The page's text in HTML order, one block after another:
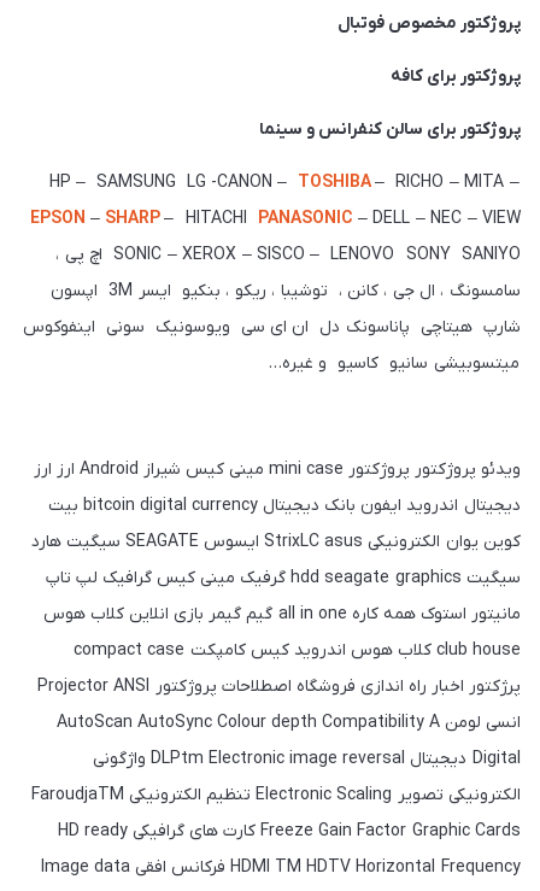
پروژکتور مخصوص فوتبال
پروژکتور برای کافه
پروژکتور برای سالن کنفرانس و سینما
TOSHIBA– RICHO – MITA –
EPSON – SHARP– HITACHI PANASONIC – DELL – NEC – VIEW
SONIC – XEROX – SISCO – LENOVO SONY SANIYO اچ پی ،
سامسونگ ، ال جی ، کانن ، توشیبا ، ریکو ، بنکیو ایسر 3M اپسون
شارپ هیتاچی پاناسونک دل ان ای سی ویوسونیک سونی اینفوکوس
میتسوبیشی سانیو کاسیو و غیره…
ویدئو پروژکتور پروژکتور mini case مینی کیس شیراز Android ارز ارز
دیجیتال اندروید ایفون بانک دیجیتال bitcoin digital currency بیت
کوین یوان الکترونیکی StrixLC asus ایسوس SEAGATE سیگیت هارد
سیگیت hdd seagate graphics گرفیک مینی کیس گرافیک لپ تاپ
مانیتور استوک همه کاره all in one گیم گیمر بازی انلاین کلاب هوس
club house کلاب هوس اندروید کیس کامپکت compact case
پرژکتور اخبار راه اندازی فروشگاه اصطلاحات پروژکتور Projector ANSI
انسی لومن AutoScan AutoSync Colour depth Compatibility A
Digital دیجیتال DLPtm Electronic image reversal واژگونی
الکترونیکی تصویر Electronic Scaling تنظیم الکترونیکی FaroudjaTM
Freeze Gain Factor Graphic Cards کارت های گرافیکی HD ready
HDMI TM HDTV Horizontal Frequency فرکانس افقی Image data